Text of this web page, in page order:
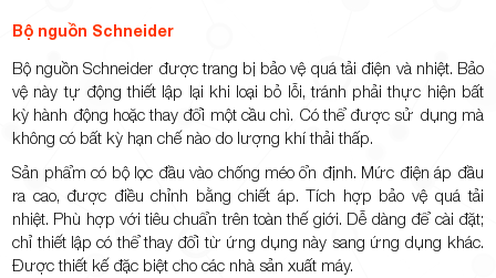
Bộ nguồn Schneider
Bộ nguồn Schneider được trang bị bảo vệ quá tải điện và nhiệt. Bảo
vệ này tự động thiết lập lại khi loại bỏ lỗi, tránh phải thực hiện bất
kỳ hành động hoặc thay đổi một cầu chì. Có thể được sử dụng mà
không có bất kỳ hạn chế nào do lượng khí thải thấp.
Sản phẩm có bộ lọc đầu vào chống méo ổn định. Mức điện áp đầu
ra cao, được điều chỉnh bằng chiết áp. Tích hợp bảo vệ quá tải
nhiệt. Phù hợp với tiêu chuẩn trên toàn thế giới. Dễ dàng để cài đặt;
chỉ thiết lập có thể thay đổi từ ứng dụng này sang ứng dụng khác.
Được thiết kế đặc biệt cho các nhà sản xuất máy.